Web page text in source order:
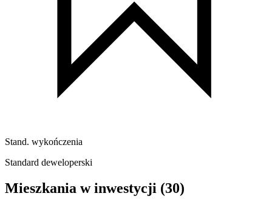
Stand. wykończenia
Standard deweloperski
Mieszkania w inwestycji (30)